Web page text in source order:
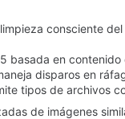
consciente
basada en
disparos en
tipos de archivos
de imágenes